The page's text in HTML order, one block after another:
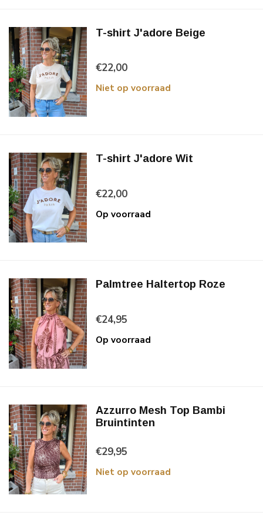
T-shirt J'adore Beige
€22,00
Niet op voorraad
T-shirt J'adore Wit
€22,00
Op voorraad
Palmtree Haltertop Roze
€24,95
Op voorraad
Azzurro Mesh Top Bambi
Bruintinten
€29,95
Niet op voorraad